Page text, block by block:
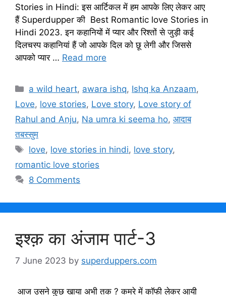
Stories in Hindi: इस आर्टिकल में हम आपके लिए लेकर आए
हैं Superdupper की Best Romantic love Stories in
Hindi 2023. इन कहानियों में प्यार और रिश्तों से जुड़ी कई
दिलचस्प कहानियां हैं जो आपके दिल को छू लेगी और जिससे
आपको प्यार … Read more
Categories
a wild heart, awara ishq, Ishq ka Anzaam,
Love, love stories, Love story, Love story of
Rahul and Anju, Na umra ki seema ho, आदाब
तबस्सुम
Tags
love, love stories in hindi, love story,
romantic love stories
8 Comments
इश्क़ का अंजाम पार्ट-3
7 June 2023 by superduppers.com
आज उसने कुछ खाया अभी तक ? कमरे में कॉफी लेकर आयी